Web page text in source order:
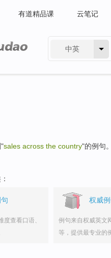
有道精品课 云笔记
中英
sales across the country"的例句
度查看口语、
权威
例句来自权威英文
等，提供最专业的